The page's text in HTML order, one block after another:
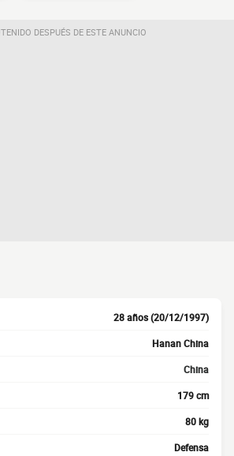
DESPUÉS DE ESTE ANUNCIO
28 años (20/12/1997)
Hanan China
China
179 cm
80 kg
Defensa